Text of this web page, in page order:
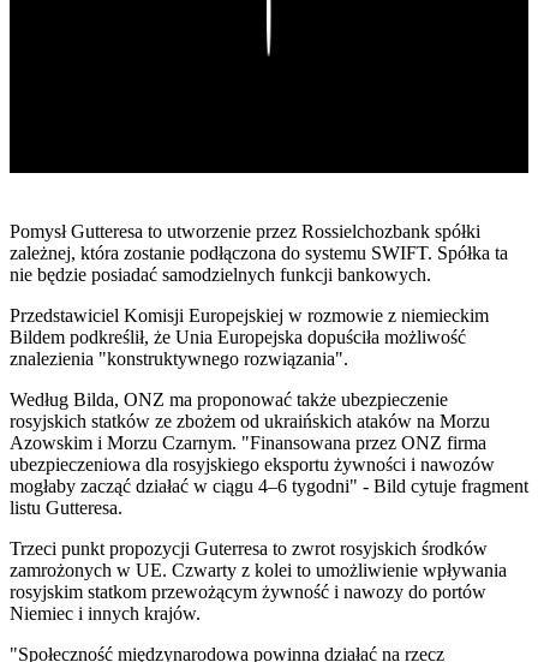
Pomysł Gutteresa to utworzenie przez Rossielchozbank spółki
zależnej, która zostanie podłączona do systemu SWIFT. Spółka ta
nie będzie posiadać samodzielnych funkcji bankowych.
Przedstawiciel Komisji Europejskiej w rozmowie z niemieckim
Bildem podkreślił, że Unia Europejska dopuściła możliwość
znalezienia "konstruktywnego rozwiązania".
Według Bilda, ONZ ma proponować także ubezpieczenie
rosyjskich statków ze zbożem od ukraińskich ataków na Morzu
Azowskim i Morzu Czarnym. "Finansowana przez ONZ firma
ubezpieczeniowa dla rosyjskiego eksportu żywności i nawozów
mogłaby zacząć działać w ciągu 4–6 tygodni" - Bild cytuje fragment
listu Gutteresa.
Trzeci punkt propozycji Guterresa to zwrot rosyjskich środków
zamrożonych w UE. Czwarty z kolei to umożliwienie wpływania
rosyjskim statkom przewożącym żywność i nawozy do portów
Niemiec i innych krajów.
"Społeczność międzynarodowa powinna działać na rzecz